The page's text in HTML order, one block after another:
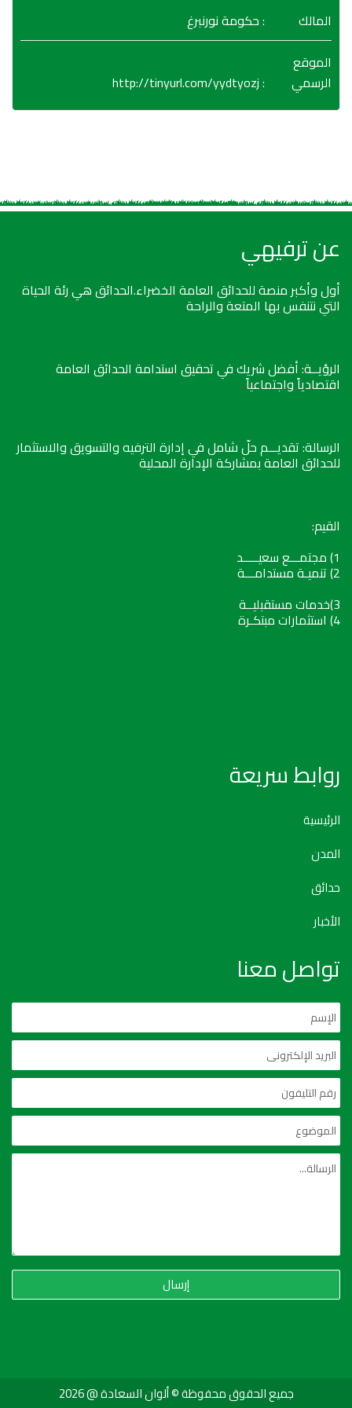
المالك
: حكومة نورنبرغ
الموقع
الرسمي
:
http://tinyurl.com/yydtyozj
عن ترفيهي
أول وأكبر منصة للحدائق العامة الخضراء.الحدائق هي رئة الحياة
التي نتنفس بها المتعة والراحة
الرؤيــة: أفضل شريك في تحقيق استدامة الحدائق العامة
اقتصادياً واجتماعياً
الرسالة: تقديـــم حلّ شامل في إدارة الترفيه والتسويق والاستثمار
للحدائق العامة بمشاركة الإدارة المحلية
القيم:
1) مجتمـــع سعيـــــد
2) تنميـة مستدامـــة
3)خدمات مستقبليــة
4) استثمارات مبتكـرة
روابط سريعة
الرئيسية
المدن
حدائق
الأخبار
تواصل معنا
إرسال
جميع الحقوق محفوظة © ألوان السعادة @ 2026